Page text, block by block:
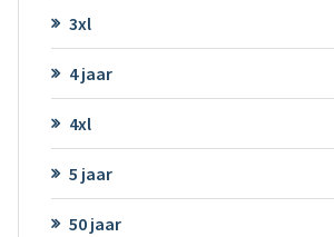
3xl
4 jaar
4xl
5 jaar
50 jaar